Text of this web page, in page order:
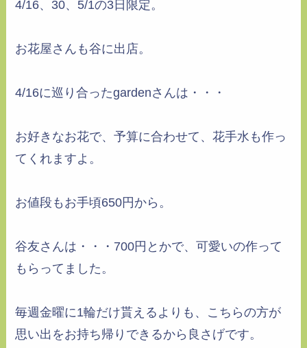
4/16、30、5/1の3日限定。
お花屋さんも谷に出店。
4/16に巡り合ったgardenさんは・・・
お好きなお花で、予算に合わせて、花手水も作っ
てくれますよ。
お値段もお手頃650円から。
谷友さんは・・・700円とかで、可愛いの作って
もらってました。
毎週金曜に1輪だけ貰えるよりも、こちらの方が
思い出をお持ち帰りできるから良さげです。